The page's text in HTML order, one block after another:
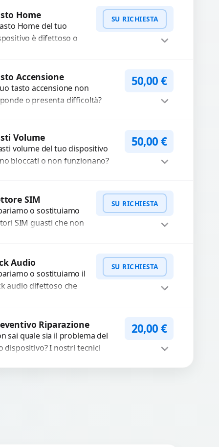
per 3...
Home
Home del tuo
è difettoso o
con componenti
SU RICHIESTA
Preventivo
Accensione
tasto accensione non
o presenta difficoltà?
utilizzando
di...
50,00€
Volume
volume del tuo dispositivo
bloccati o non funzionano?
50,00€
SIM
o sostituiamo
SIM guasti che non
ricambi testati
SU RICHIESTA
WhatsApp
Audio
o sostituiamo il
audio difettoso che
cuffie e
SU RICHIESTA
PreventivoRiparazione
sai quale sia il problema del
dispositivo? I nostri tecnici
20,00€